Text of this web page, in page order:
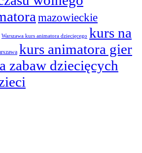
mazowieckie
Warszawa kurs animatora dziecięcego kurs na
kurs animatora gier
zabaw dziecięcych